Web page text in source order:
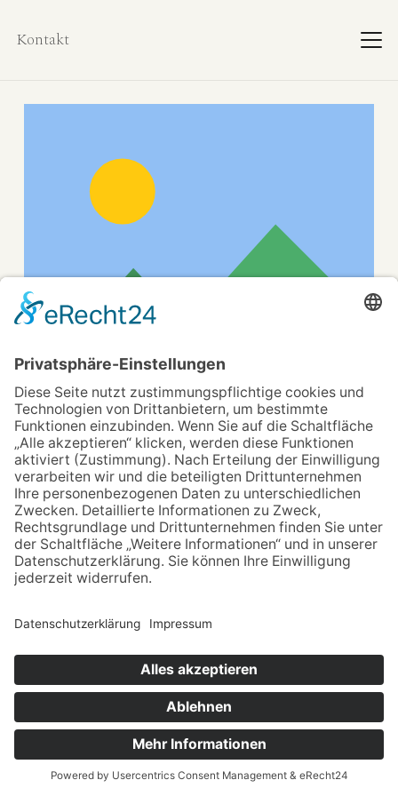
Kontakt
KLAUS
KOSSAK
0151 654 101 15
klaus-kossak@posteo.de
Impressum
Datenschutz